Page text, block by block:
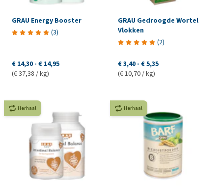
GRAU Energy Booster
(3)
€ 14,30 - € 14,95
(€ 37,38 / kg)
GRAU Gedroogde Wortel
Vlokken
(2)
€ 3,40 - € 5,35
(€ 10,70 / kg)
Herhaal Herhaal